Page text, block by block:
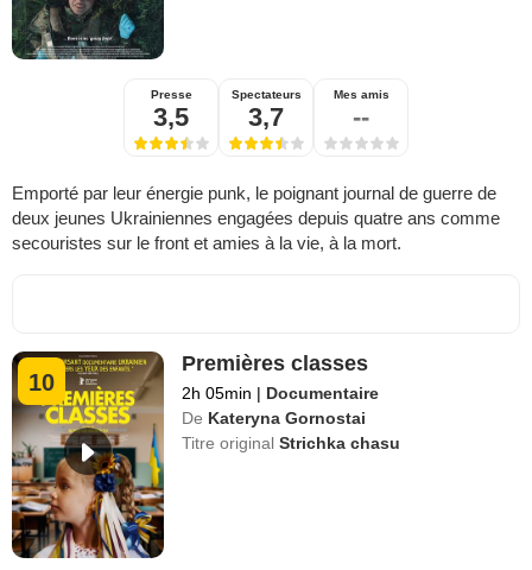
Presse
3,5
Spectateurs
3,7
Mes amis
--
Emporté par leur énergie punk, le poignant journal de guerre de
deux jeunes Ukrainiennes engagées depuis quatre ans comme
secouristes sur le front et amies à la vie, à la mort.
10
Premières classes
2h 05min | Documentaire
De Kateryna Gornostai
Titre originalStrichka chasu